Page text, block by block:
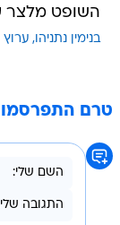
השופט מלצר
בנימין נתניהו ערוץ 13
טרם התפרסמו